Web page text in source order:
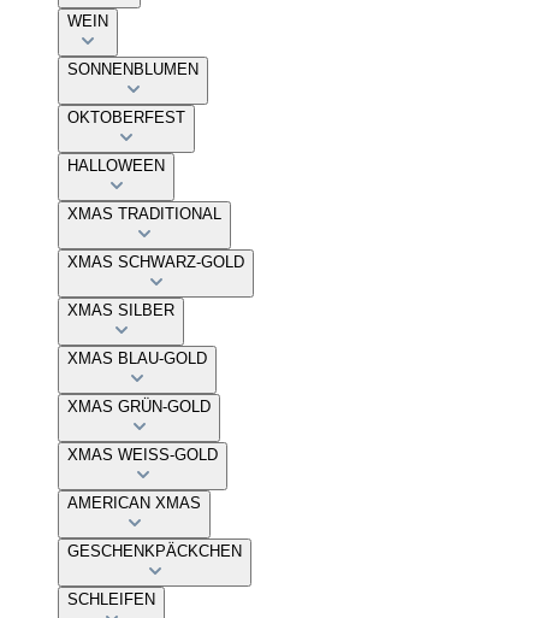
WEIN
SONNENBLUMEN
OKTOBERFEST
HALLOWEEN
XMAS TRADITIONAL
XMAS SCHWARZ-GOLD
XMAS SILBER
XMAS BLAU-GOLD
XMAS GRÜN-GOLD
XMAS WEISS-GOLD
AMERICAN XMAS
GESCHENKPÄCKCHEN
SCHLEIFEN